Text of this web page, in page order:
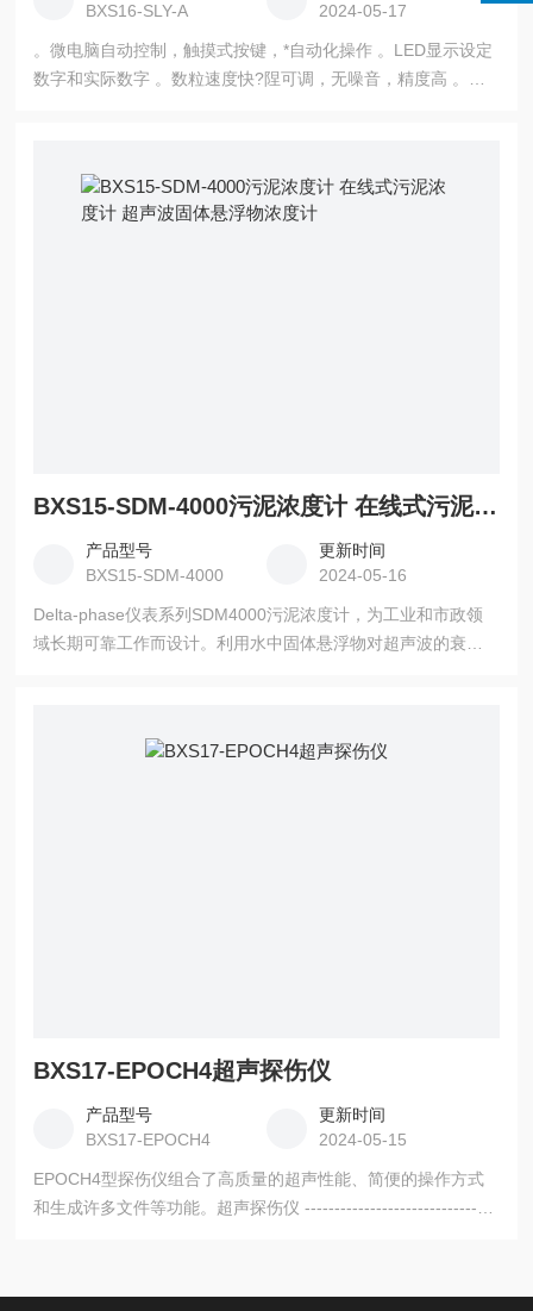
BXS16-SLY-A
2024-05-17
。微电脑自动控制，触摸式按键，*自动化操作 。LED显示设定
数字和实际数字 。数粒速度快?陧可调，无噪音，精度高 。整
BXS15-SDM-4000污泥浓度计 在线式污泥浓度计 超声波固体悬浮物浓度计
产品型号
BXS15-SDM-4000
更新时间
2024-05-16
Delta-phase仪表系列SDM4000污泥浓度计，为工业和市政领
域长期可靠工作而设计。利用水中固体悬浮物对超声波的衰
BXS17-EPOCH4超声探伤仪
产品型号
BXS17-EPOCH4
更新时间
2024-05-15
EPOCH4型探伤仪组合了高质量的超声性能、简便的操作方式
和生成许多文件等功能。超声探伤仪 --------------------------------